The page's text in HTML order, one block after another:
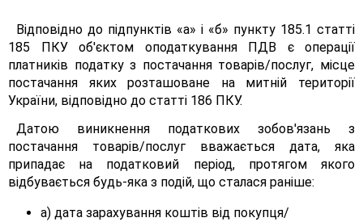
Відповідно до підпунктів «а» і «б» пункту 185.1 статті
185 ПКУ об'єктом оподаткування ПДВ є операції
платників податку з постачання товарів/послуг, місце
постачання яких розташоване на митній території
України, відповідно до статті 186 ПКУ.
Датою виникнення податкових зобов'язань з
постачання товарів/послуг вважається дата, яка
припадає на податковий період, протягом якого
відбувається будь-яка з подій, що сталася раніше:
а) дата зарахування коштів від покупця/